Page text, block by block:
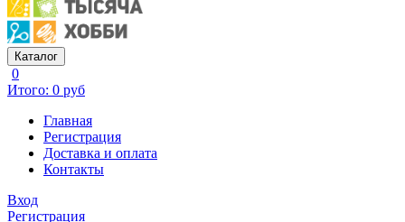
Каталог
0
Итого: 0 руб
Главная
Регистрация
Доставка и оплата
Контакты
Вход
Регистрация